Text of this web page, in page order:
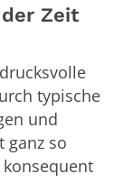
Zeit
typische
und
ganz so